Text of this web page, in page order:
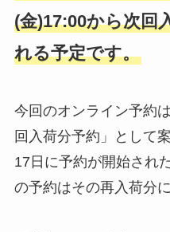
(金)17:00から次回
れる予定です。
今回のオンライン予約
回入荷分予約」として
17日に予約が開始され
の予約はその再入荷分